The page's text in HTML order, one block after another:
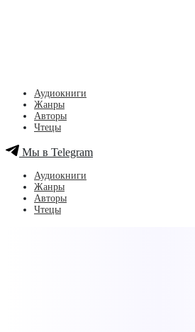
Аудиокниги
Жанры
Авторы
Чтецы
Мы в Telegram
Аудиокниги
Жанры
Авторы
Чтецы